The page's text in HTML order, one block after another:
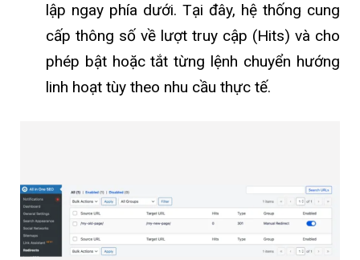
lập ngay phía dưới. Tại đây, hệ thống cung
cấp thông số về lượt truy cập (Hits) và cho
phép bật hoặc tắt từng lệnh chuyển hướng
linh hoạt tùy theo nhu cầu thực tế.